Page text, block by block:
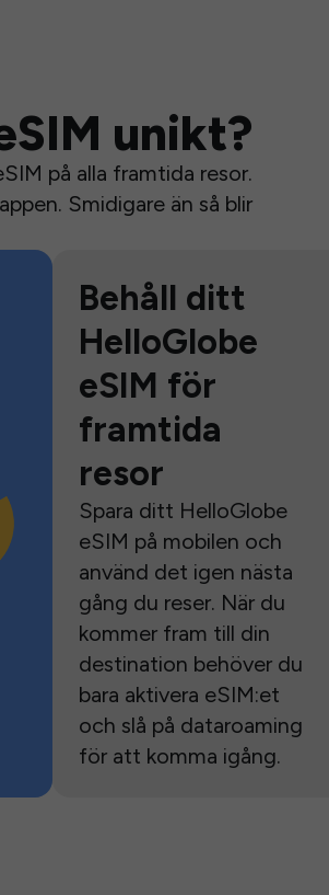
unikt?
på alla framtida resor.
Smidigare än så blir
Behåll ditt
HelloGlobe
eSIM för
framtida
resor
Spara ditt HelloGlobe
eSIM på mobilen och
använd det igen nästa
gång du reser. När du
kommer fram till din
destination behöver du
bara aktivera eSIM:et
och slå på dataroaming
för att komma igång.